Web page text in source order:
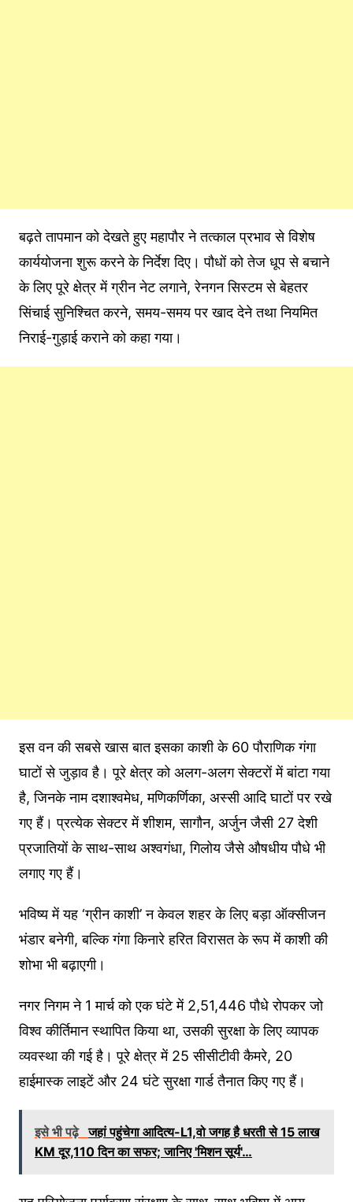
बढ़ते तापमान को देखते हुए महापौर ने तत्काल प्रभाव से विशेष
कार्ययोजना शुरू करने के निर्देश दिए। पौधों को तेज धूप से बचाने
के लिए पूरे क्षेत्र में ग्रीन नेट लगाने, रेनगन सिस्टम से बेहतर
सिंचाई सुनिश्चित करने, समय-समय पर खाद देने तथा नियमित
निराई-गुड़ाई कराने को कहा गया।
इस वन की सबसे खास बात इसका काशी के 60 पौराणिक गंगा
घाटों से जुड़ाव है। पूरे क्षेत्र को अलग-अलग सेक्टरों में बांटा गया
है, जिनके नाम दशाश्वमेध, मणिकर्णिका, अस्सी आदि घाटों पर रखे
गए हैं। प्रत्येक सेक्टर में शीशम, सागौन, अर्जुन जैसी 27 देशी
प्रजातियों के साथ-साथ अश्वगंधा, गिलोय जैसे औषधीय पौधे भी
लगाए गए हैं।
भविष्य में यह ‘ग्रीन काशी’ न केवल शहर के लिए बड़ा ऑक्सीजन
भंडार बनेगी, बल्कि गंगा किनारे हरित विरासत के रूप में काशी की
शोभा भी बढ़ाएगी।
नगर निगम ने 1 मार्च को एक घंटे में 2,51,446 पौधे रोपकर जो
विश्व कीर्तिमान स्थापित किया था, उसकी सुरक्षा के लिए व्यापक
व्यवस्था की गई है। पूरे क्षेत्र में 25 सीसीटीवी कैमरे, 20
हाईमास्क लाइटें और 24 घंटे सुरक्षा गार्ड तैनात किए गए हैं।
इसे भी पढ़े जहां पहुंचेगा आदित्य-L1,वो जगह है धरती से 15 लाख
KM दूर,110 दिन का सफर; जानिए 'मिशन सूर्य'…